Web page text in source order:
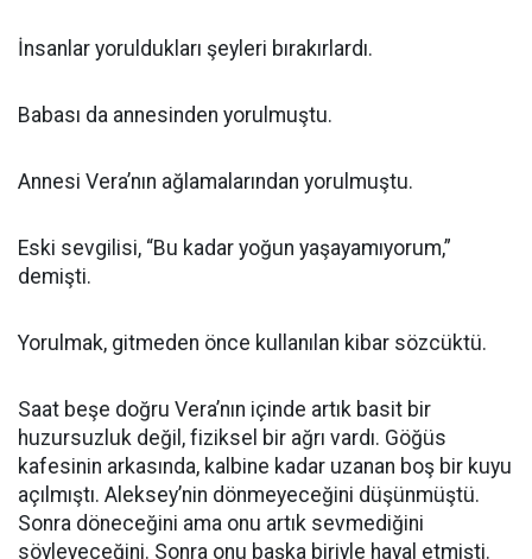
İnsanlar yoruldukları şeyleri bırakırlardı.
Babası da annesinden yorulmuştu.
Annesi Vera’nın ağlamalarından yorulmuştu.
Eski sevgilisi, “Bu kadar yoğun yaşayamıyorum,”
demişti.
Yorulmak, gitmeden önce kullanılan kibar sözcüktü.
Saat beşe doğru Vera’nın içinde artık basit bir
huzursuzluk değil, fiziksel bir ağrı vardı. Göğüs
kafesinin arkasında, kalbine kadar uzanan boş bir kuyu
açılmıştı. Aleksey’nin dönmeyeceğini düşünmüştü.
Sonra döneceğini ama onu artık sevmediğini
söyleyeceğini. Sonra onu başka biriyle hayal etmişti.